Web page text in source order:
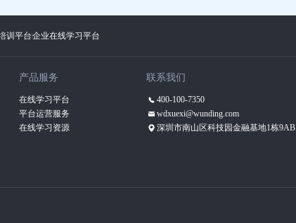
训平台企业在线学习平台
产品服务
在线学习平台
平台运营服务
在线学习资源
联系我们
400-100-7350
wdxuexi@wunding.com
深圳市南山区科技园金融基地1栋9AB